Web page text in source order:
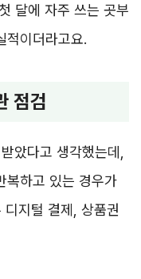
달에 자주 쓰는 곳부
적이더라고요.
점검
았다고 생각했는데,
복하고 있는 경우가
지털 결제, 상품권